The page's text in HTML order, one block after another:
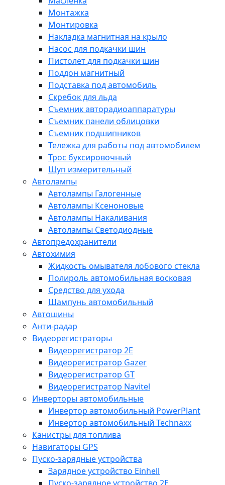
Монтажка
Монтировка
Накладка магнитная на крыло
Насос для подкачки шин
Пистолет для подкачки шин
Поддон магнитный
Подставка под автомобиль
Скребок для льда
Съемник авторадиоаппаратуры
Съемник панели облицовки
Съемник подшипников
Тележка для работы под автомобилем
Трос буксировочный
Щуп измерительный
Автолампы
Автолампы Галогенные
Автолампы Ксеноновые
Автолампы Накаливания
Автолампы Светодиодные
Автопредохранители
Автохимия
Жидкость омывателя лобового стекла
Полироль автомобильная восковая
Средство для ухода
Шампунь автомобильный
Автошины
Анти-радар
Видеорегистраторы
Видеорегистратор 2E
Видеорегистратор Gazer
Видеорегистратор GT
Видеорегистратор Navitel
Инверторы автомобильные
Инвертор автомобильный PowerPlant
Инвертор автомобильный Technaxx
Канистры для топлива
Навигаторы GPS
Пуско-зарядные устройства
Зарядное устройство Einhell